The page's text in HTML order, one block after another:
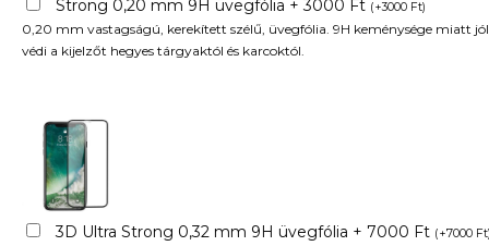
Strong 0,20 mm 9H üvegfólia + 3000 Ft (+3000 Ft)
0,20 mm vastagságú, kerekített szélű, üvegfólia. 9H keménysége miatt jól
védi a kijelzőt hegyes tárgyaktól és karcoktól.
3D Ultra Strong 0,32 mm 9H üvegfólia + 7000 Ft (+7000 Ft